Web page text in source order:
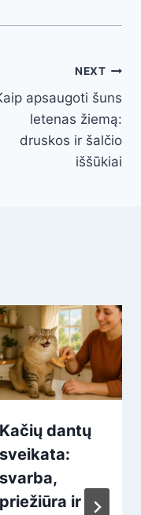
NEXT
apsaugoti šuns
letenas žiemą:
druskos ir šalčio
iššūkiai
Kačių dantų
sveikata:
svarba,
priežiūra ir